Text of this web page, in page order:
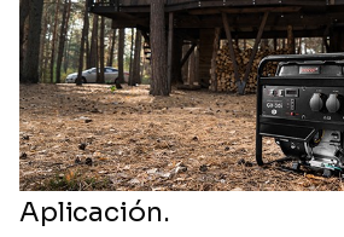
Aplicación.